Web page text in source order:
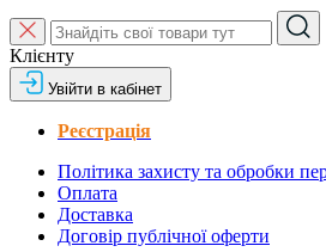
Клієнту
Увійти в кабінет
Реєстрація
Політика захисту та обробки
Оплата
Доставка
Договір публічної оферти